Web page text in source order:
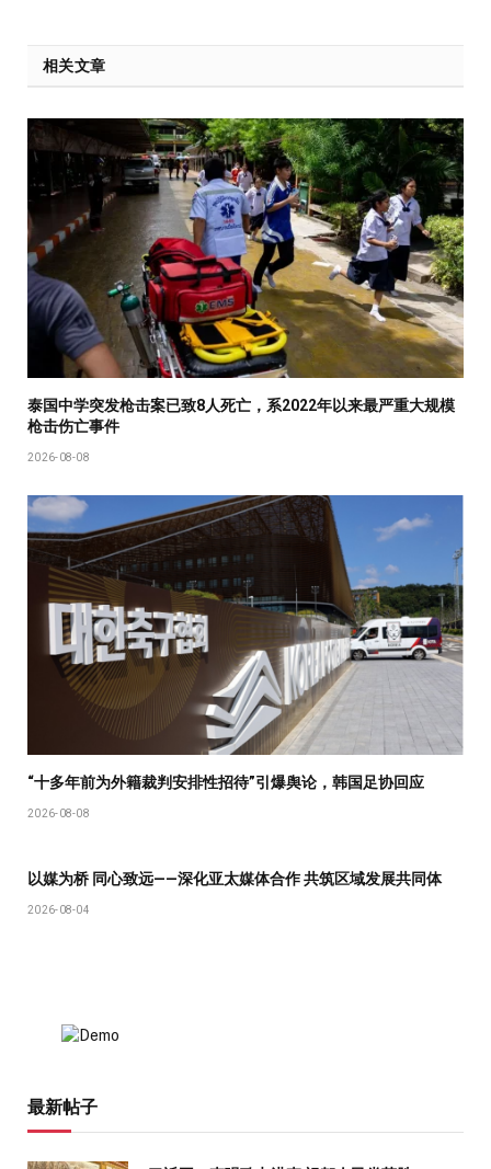
相关文章
泰国中学突发枪击案已致8人死亡，系2022年以来最严重大规模
枪击伤亡事件
2026-08-08
“十多年前为外籍裁判安排性招待”引爆舆论，韩国足协回应
2026-08-08
以媒为桥 同心致远——深化亚太媒体合作 共筑区域发展共同体
2026-08-04
最新帖子